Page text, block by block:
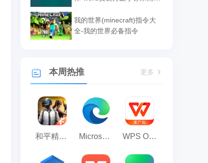
我的世界(minecraft)指令大
全-我的世界必备指令
本周热推 更多
和平精英模拟器应用宝版 Microsoft Edge浏览器 WPS Office